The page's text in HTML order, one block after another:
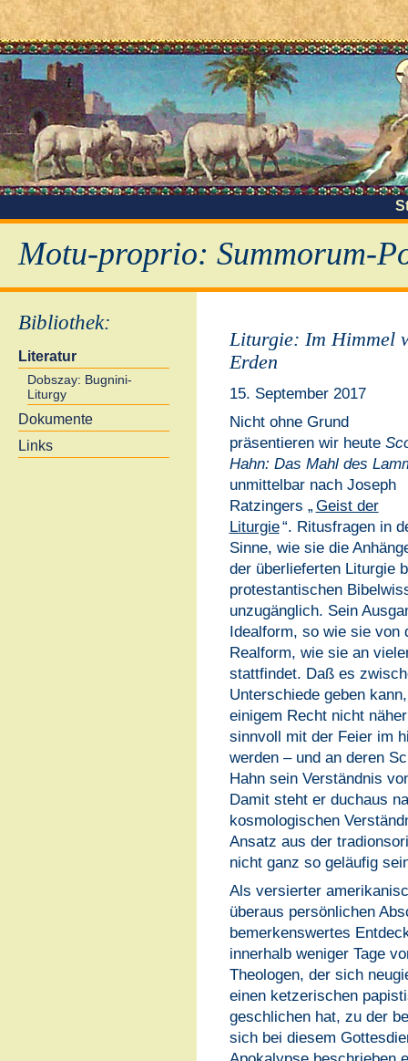
Motu-proprio: Summorum-
Bibliothek:
Literatur
Dobszay: Bugnini-
Liturgy
Dokumente
Links
Liturgie: Im Himmel
Erden
15. September 2017
Nicht ohne Grund
präsentieren wir heute
Hahn: Das Mahl des
unmittelbar nach Joseph
Ratzingers „ Geist der
Liturgie“. Ritusfragen in
Sinne, wie sie die
der überlieferten Liturgie
protestantischen
unzugänglich. Sein
Idealform, so wie sie von
Realform, wie sie an
stattfindet. Daß es
Unterschiede geben
einigem Recht nicht
sinnvoll mit der Feier im
werden – und an deren
Hahn sein Verständnis
Damit steht er duchaus
kosmologischen
Ansatz aus der
nicht ganz so geläufig
Als versierter
überaus persönlichen
bemerkenswertes
innerhalb weniger Tage
Theologen, der sich
einen ketzerischen
geschlichen hat, zu der
sich bei diesem